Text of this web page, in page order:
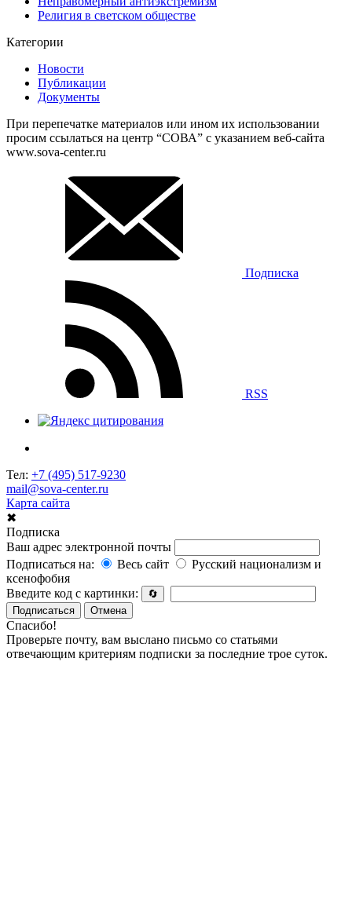
Религия в светском обществе
Категории
Новости
Публикации
Документы
При перепечатке материалов или ином их использовании
просим ссылаться на центр “СОВА” с указанием веб-сайта
www.sova-center.ru
Подписка
RSS
Тел: +7 (495) 517-9230
mail@sova-center.ru
Карта сайта
✖
Подписка
Ваш адрес электронной почты
Подписаться на:
Весь сайт
Русский национализм и
ксенофобия
Введите код с картинки:
🔄
Подписаться
Отмена
Спасибо!
Проверьте почту, вам выслано письмо со статьями
отвечающим критериям подписки за последние трое суток.